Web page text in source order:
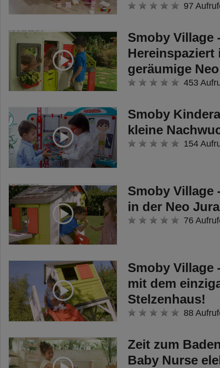
97
Smoby Village
Hereinspaziert
geräumige
453
Smoby
kleine
154
Smoby Village
in der Neo
76
Smoby Village
mit dem
Stelzenhaus!
88
Zeit zum
Baby Nurse